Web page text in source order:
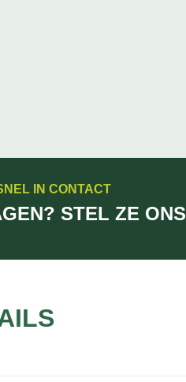
IN CONTACT
STEL ZE ONS